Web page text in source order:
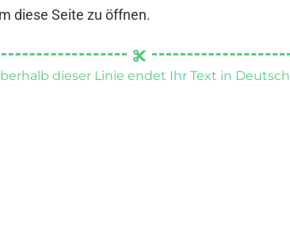
diese Seite zu öffnen.
dieser Linie endet Ihr Text in Deutsch